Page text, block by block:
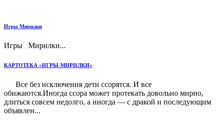
Игры Мирилки
Игры Мирилки...
КАРТОТЕКА «ИГРЫ-МИРИЛКИ»
Все без исключения дети ссорятся. И все
обижаются.Иногда ссора может протекать довольно мирно,
длиться совсем недолго, а иногда — с дракой и последующим
объявлен...